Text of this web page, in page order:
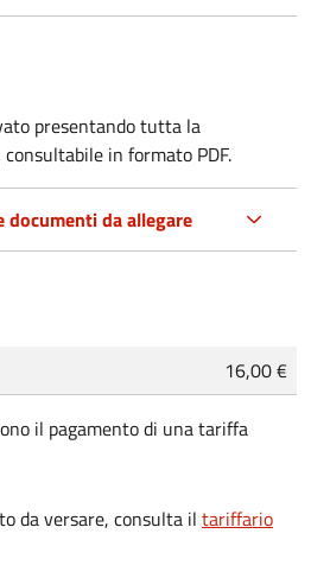
presentando tutta la
in formato PDF.
documenti da allegare
16,00 €
il pagamento di una tariffa
da versare, consulta il tariffario